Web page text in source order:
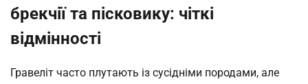
брекчії та пісковику: чіткі
відмінності
Гравеліт часто плутають із сусідніми породами, але